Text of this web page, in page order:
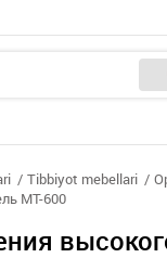
Tibbiyot mebellari
MT-600